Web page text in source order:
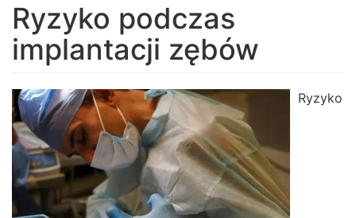
Ryzyko podczas
implantacji zębów
Ryzyko